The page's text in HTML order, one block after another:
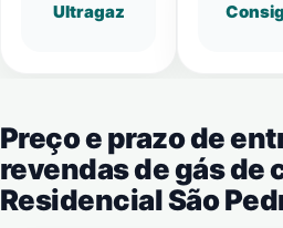
Ultragaz
Preço e prazo de
revendas de gás de
Residencial São